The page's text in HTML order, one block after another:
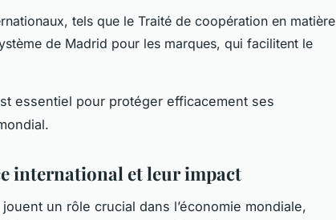
tels que le Traité de coopération en matière
de Madrid pour les marques, qui facilitent le
essentiel pour protéger efficacement ses
international et leur impact
jouent un rôle crucial dans l’économie mondiale,